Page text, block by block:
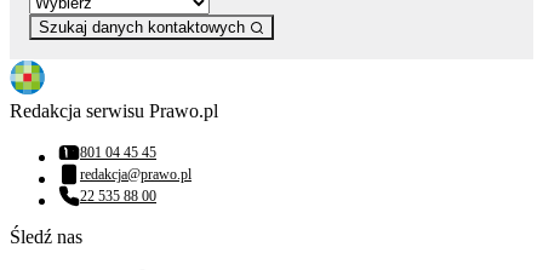
Szukaj danych kontaktowych
Redakcja serwisu Prawo.pl
Numer telefonu:
801 04 45 45
Adres email:
redakcja@prawo.pl
Numer telefonu:
22 535 88 00
Śledź nas